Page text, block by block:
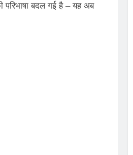
परिभाषा बदल गई है – यह अब